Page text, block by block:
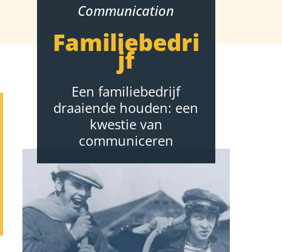
Communication
Familiebedri
jf
Een familiebedrijf
draaiende houden: een
kwestie van
communiceren